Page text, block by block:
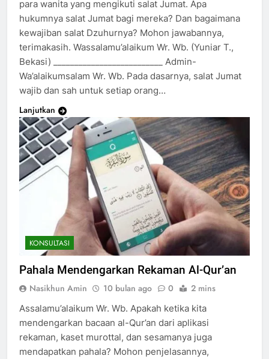
para wanita yang mengikuti salat Jumat. Apa
hukumnya salat Jumat bagi mereka? Dan bagaimana
kewajiban salat Dzuhurnya? Mohon jawabannya,
terimakasih. Wassalamu’alaikum Wr. Wb. (Yuniar T.,
Bekasi) __________________________ Admin-
Wa’alaikumsalam Wr. Wb. Pada dasarnya, salat Jumat
wajib dan sah untuk setiap orang…
Lanjutkan
KONSULTASI
Pahala Mendengarkan Rekaman Al-Qur’an
Nasikhun Amin 10 bulan ago 0 2 mins
Assalamu’alaikum Wr. Wb. Apakah ketika kita
mendengarkan bacaan al-Qur’an dari aplikasi
rekaman, kaset murottal, dan sesamanya juga
mendapatkan pahala? Mohon penjelasannya,